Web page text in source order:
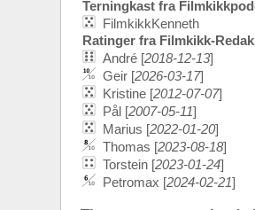
Terningkast fra
FilmkikkKenneth
Ratinger fra Filmkikk-
André [2018-12-13]
Geir [2026-03-17]
Kristine [2012-07-07]
Pål [2007-05-11]
Marius [2022-01-20]
Thomas [2023-08-18]
Torstein [2023-01-24]
Petromax [2024-02-21]